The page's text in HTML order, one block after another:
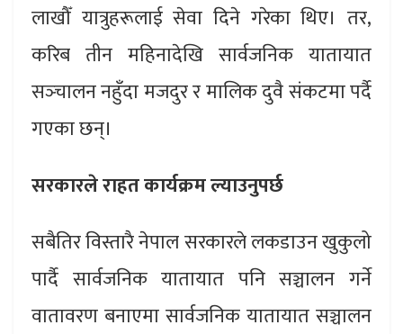
लाखौँ यात्रुहरूलाई सेवा दिने गरेका थिए। तर,
करिब तीन महिनादेखि सार्वजनिक यातायात
सञ्‍चालन नहुँदा मजदुर र मालिक दुवै संकटमा पर्दै
गएका छन्।
सरकारले राहत कार्यक्रम ल्याउनुपर्छ
सबैतिर विस्तारै नेपाल सरकारले लकडाउन खुकुलो
पार्दै सार्वजनिक यातायात पनि सञ्चालन गर्ने
वातावरण बनाएमा सार्वजनिक यातायात सञ्चालन